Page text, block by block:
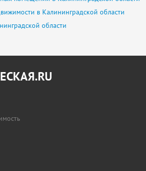
в Калининградской области
области